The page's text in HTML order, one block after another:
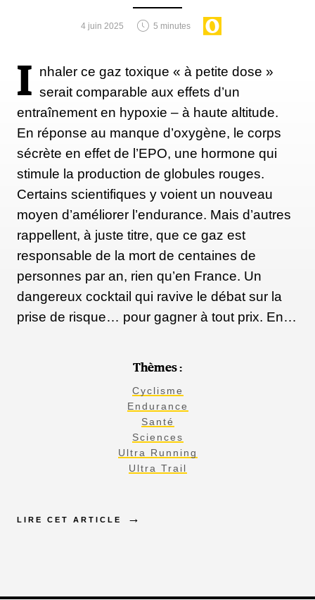
4 juin 2025 5 minutes
I nhaler ce gaz toxique « à petite dose »
serait comparable aux effets d’un
entraînement en hypoxie – à haute altitude.
En réponse au manque d’oxygène, le corps
sécrète en effet de l’EPO, une hormone qui
stimule la production de globules rouges.
Certains scientifiques y voient un nouveau
moyen d’améliorer l’endurance. Mais d’autres
rappellent, à juste titre, que ce gaz est
responsable de la mort de centaines de
personnes par an, rien qu’en France. Un
dangereux cocktail qui ravive le débat sur la
prise de risque… pour gagner à tout prix. En…
Thèmes :
Cyclisme
Endurance
Santé
Sciences
Ultra Running
Ultra Trail
LIRE CET ARTICLE